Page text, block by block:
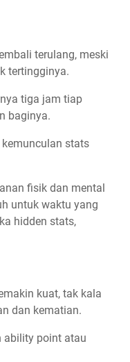
terulang, meski
tertingginya.
tiga jam tiap
baginya.
stats
fisik dan mental
untuk waktu yang
hidden stats,
kuat, tak kala
dan kematian.
ability point atau